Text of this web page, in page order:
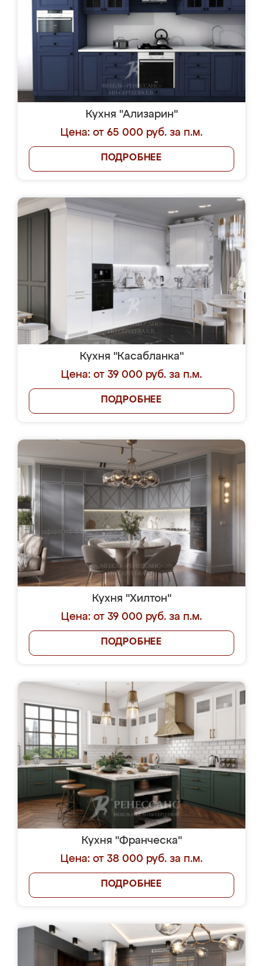
Кухня "Ализарин"
Цена: от 65 000 руб. за п.м.
ПОДРОБНЕЕ
Кухня "Касабланка"
Цена: от 39 000 руб. за п.м.
ПОДРОБНЕЕ
Кухня "Хилтон"
Цена: от 39 000 руб. за п.м.
ПОДРОБНЕЕ
Кухня "Франческа"
Цена: от 38 000 руб. за п.м.
ПОДРОБНЕЕ